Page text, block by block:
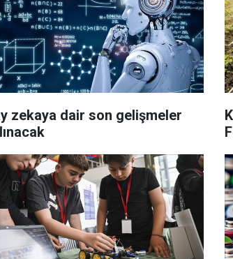
zekaya dair son gelişmeler